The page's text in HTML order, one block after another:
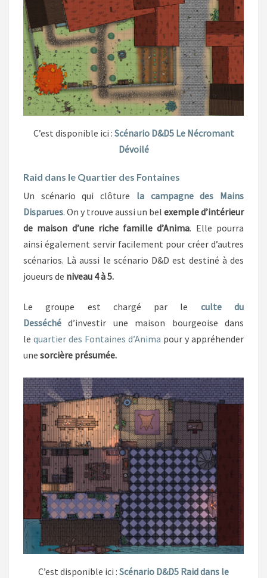
C’est disponible ici : Scénario D&D5 Le Nécromant
Dévoilé
Raid dans le Quartier des Fontaines
Un scénario qui clôture la campagne des Mains
Disparues. On y trouve aussi un bel exemple d’intérieur
de maison d’une riche famille d’Anima. Elle pourra
ainsi également servir facilement pour créer d’autres
scénarios. Là aussi le scénario D&D est destiné à des
joueurs de niveau 4 à 5.
Le groupe est chargé par le culte du
Desséché d’investir une maison bourgeoise dans
le quartier des Fontaines d’Anima pour y appréhender
une sorcière présumée.
C’est disponible ici : Scénario D&D5 Raid dans le